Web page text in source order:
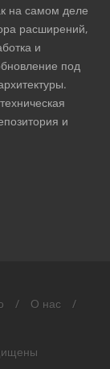
на самом деле
расширений,
и
под
и
/ О нас
/